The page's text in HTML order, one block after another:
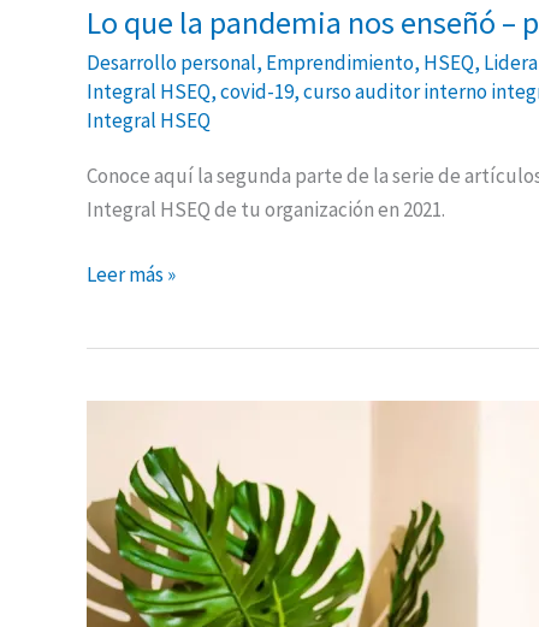
Lo que la pandemia nos enseñó –
Desarrollo personal, Emprendimiento, HSEQ,
Integral HSEQ,covid-19,curso auditor interno
Integral HSEQ
Conoce aquí la segunda parte de la serie de
Integral HSEQ de tu organización en 2021.
Leer más »
pandemia
nos
enseñó
–